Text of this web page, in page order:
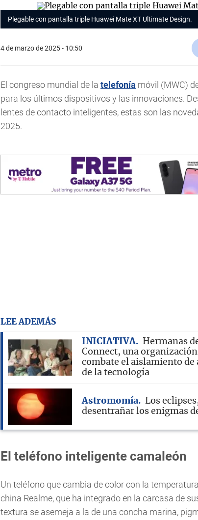
Plegable con pantalla triple Huawei Mate XT Ultimate Design.
4 de marzo de 2025 - 10:50
El congreso mundial de la telefonía móvil (MWC)
para los últimos dispositivos y las innovaciones.
lentes de contacto inteligentes, estas son las
2025.
LEE ADEMÁS
INICIATIVA
Hermanas
Connect, una
combate el aislamiento de
de la tecnología
Astromomía
Los
desentrañar los enigmas
El teléfono inteligente camaleón
Un teléfono que cambia de color con la
china Realme, que ha integrado en la carcasa de
textura se asemeja a la de una concha marina,